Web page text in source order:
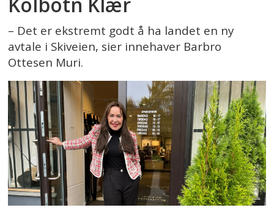
– Det er ekstremt godt å ha landet en ny
avtale i Skiveien, sier innehaver Barbro
Ottesen Muri.